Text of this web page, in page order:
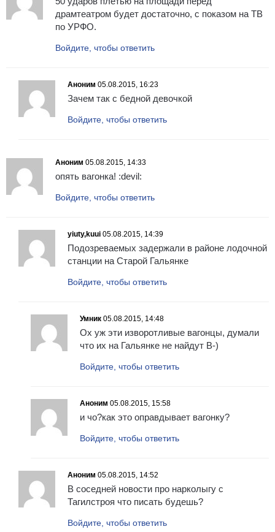
драмтеатром будет достаточно, с показом на ТВ
по УРФО.
Войдите, чтобы ответить
Аноним 05.08.2015, 16:23
Зачем так с бедной девочкой
Войдите, чтобы ответить
Аноним 05.08.2015, 14:33
опять вагонка! :devil:
Войдите, чтобы ответить
yiuty,kuui 05.08.2015, 14:39
Подозреваемых задержали в районе лодочной
станции на Старой Гальянке
Войдите, чтобы ответить
Умник 05.08.2015, 14:48
Ох уж эти изворотливые вагонцы, думали
что их на Гальянке не найдут B-)
Войдите, чтобы ответить
Аноним 05.08.2015, 15:58
и чо?как это оправдывает вагонку?
Войдите, чтобы ответить
Аноним 05.08.2015, 14:52
В соседней новости про нарколыгу с
Тагилстроя что писать будешь?
Войдите, чтобы ответить